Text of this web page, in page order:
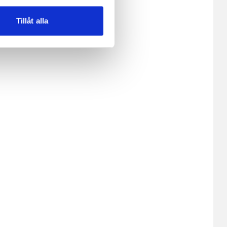
tjänster.
Tillåt alla